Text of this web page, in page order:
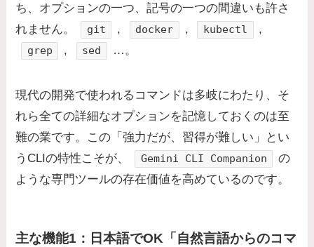
ち、オプションの一つ、記号の一つの間違いも許さ
れません。
git , docker , kubectl ,
grep , sed …。
現代の開発で使われるコマンドは多岐にわたり、そ
れら全ての詳細なオプションを記憶しておくのは至
難の業です。この「強力だが、習得が難しい」とい
うCLIの特性こそが、
Gemini CLI Companion
の
ような専門ツールの存在価値を高めているのです。
主な機能1：日本語でOK「自然言語からのコマ